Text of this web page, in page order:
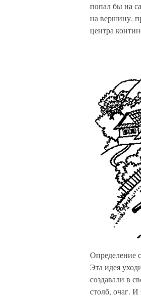
попал бы на
на вершину,
центра
Определение
Эта идея
создавали в
столб, очаг.